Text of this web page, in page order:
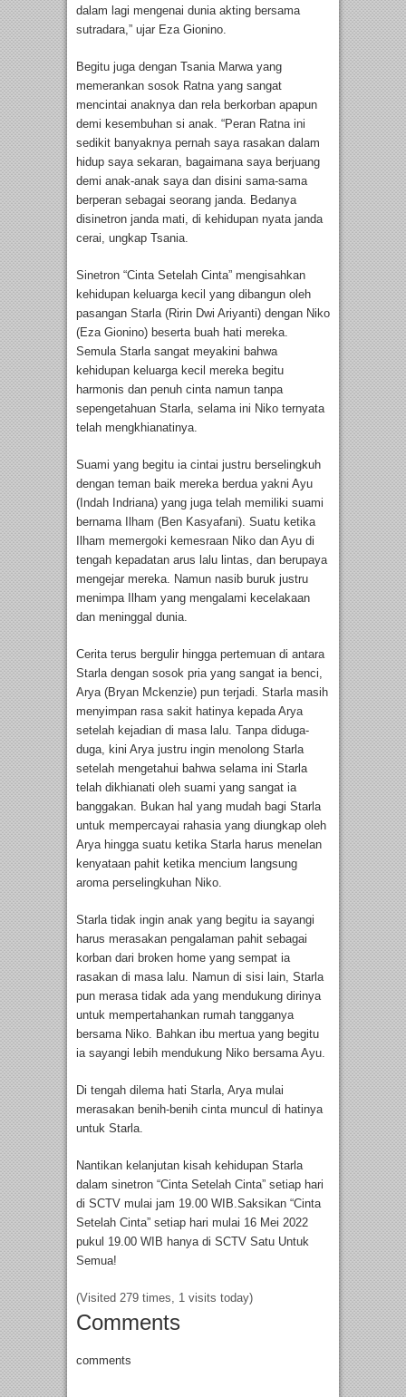
dalam lagi mengenai dunia akting bersama
sutradara,” ujar Eza Gionino.
Begitu juga dengan Tsania Marwa yang
memerankan sosok Ratna yang sangat
mencintai anaknya dan rela berkorban apapun
demi kesembuhan si anak. “Peran Ratna ini
sedikit banyaknya pernah saya rasakan dalam
hidup saya sekaran, bagaimana saya berjuang
demi anak-anak saya dan disini sama-sama
berperan sebagai seorang janda. Bedanya
disinetron janda mati, di kehidupan nyata janda
cerai, ungkap Tsania.
Sinetron “Cinta Setelah Cinta” mengisahkan
kehidupan keluarga kecil yang dibangun oleh
pasangan Starla (Ririn Dwi Ariyanti) dengan Niko
(Eza Gionino) beserta buah hati mereka.
Semula Starla sangat meyakini bahwa
kehidupan keluarga kecil mereka begitu
harmonis dan penuh cinta namun tanpa
sepengetahuan Starla, selama ini Niko ternyata
telah mengkhianatinya.
Suami yang begitu ia cintai justru berselingkuh
dengan teman baik mereka berdua yakni Ayu
(Indah Indriana) yang juga telah memiliki suami
bernama Ilham (Ben Kasyafani). Suatu ketika
Ilham memergoki kemesraan Niko dan Ayu di
tengah kepadatan arus lalu lintas, dan berupaya
mengejar mereka. Namun nasib buruk justru
menimpa Ilham yang mengalami kecelakaan
dan meninggal dunia.
Cerita terus bergulir hingga pertemuan di antara
Starla dengan sosok pria yang sangat ia benci,
Arya (Bryan Mckenzie) pun terjadi. Starla masih
menyimpan rasa sakit hatinya kepada Arya
setelah kejadian di masa lalu. Tanpa diduga-
duga, kini Arya justru ingin menolong Starla
setelah mengetahui bahwa selama ini Starla
telah dikhianati oleh suami yang sangat ia
banggakan. Bukan hal yang mudah bagi Starla
untuk mempercayai rahasia yang diungkap oleh
Arya hingga suatu ketika Starla harus menelan
kenyataan pahit ketika mencium langsung
aroma perselingkuhan Niko.
Starla tidak ingin anak yang begitu ia sayangi
harus merasakan pengalaman pahit sebagai
korban dari broken home yang sempat ia
rasakan di masa lalu. Namun di sisi lain, Starla
pun merasa tidak ada yang mendukung dirinya
untuk mempertahankan rumah tangganya
bersama Niko. Bahkan ibu mertua yang begitu
ia sayangi lebih mendukung Niko bersama Ayu.
Di tengah dilema hati Starla, Arya mulai
merasakan benih-benih cinta muncul di hatinya
untuk Starla.
Nantikan kelanjutan kisah kehidupan Starla
dalam sinetron “Cinta Setelah Cinta” setiap hari
di SCTV mulai jam 19.00 WIB.Saksikan “Cinta
Setelah Cinta” setiap hari mulai 16 Mei 2022
pukul 19.00 WIB hanya di SCTV Satu Untuk
Semua!
(Visited 279 times, 1 visits today)
Comments
comments